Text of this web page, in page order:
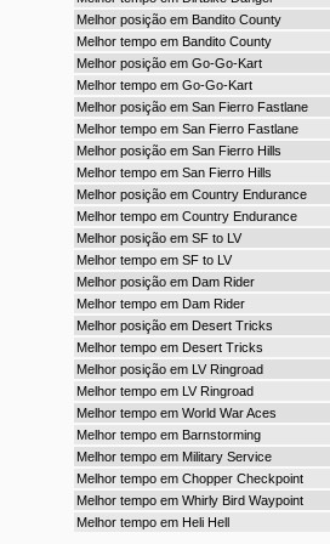
Melhor posição em Bandito County
Melhor tempo em Bandito County
Melhor posição em Go-Go-Kart
Melhor tempo em Go-Go-Kart
Melhor posição em San Fierro Fastlane
Melhor tempo em San Fierro Fastlane
Melhor posição em San Fierro Hills
Melhor tempo em San Fierro Hills
Melhor posição em Country Endurance
Melhor tempo em Country Endurance
Melhor posição em SF to LV
Melhor tempo em SF to LV
Melhor posição em Dam Rider
Melhor tempo em Dam Rider
Melhor posição em Desert Tricks
Melhor tempo em Desert Tricks
Melhor posição em LV Ringroad
Melhor tempo em LV Ringroad
Melhor tempo em World War Aces
Melhor tempo em Barnstorming
Melhor tempo em Military Service
Melhor tempo em Chopper Checkpoint
Melhor tempo em Whirly Bird Waypoint
Melhor tempo em Heli Hell